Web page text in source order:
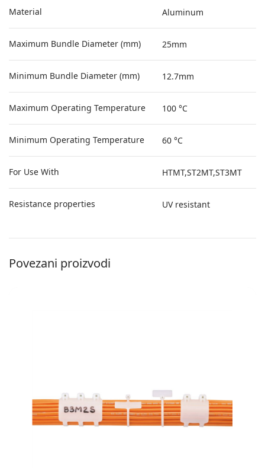
Material Aluminum
Maximum Bundle Diameter (mm) 25mm
Minimum Bundle Diameter (mm) 12.7mm
Maximum Operating Temperature 100 °C
Minimum Operating Temperature 60 °C
For Use With HTMT,ST2MT,ST3MT
Resistance properties UV resistant
Povezani proizvodi